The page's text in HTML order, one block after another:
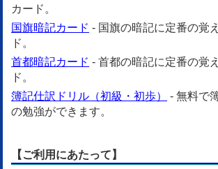
カード。
国旗暗記カード - 国旗の暗記に定番の覚
ド。
首都暗記カード - 首都の暗記に定番の覚
ド。
簿記仕訳ドリル（初級・初歩）
- 無料で
の勉強ができます。
【ご利用にあたって】